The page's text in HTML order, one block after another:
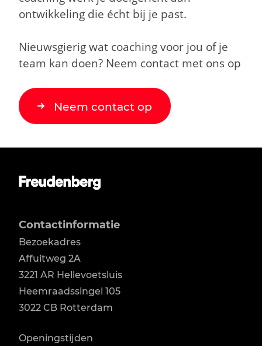
ontwikkeling die écht bij je past.
Nieuwsgierig wat coaching voor jou of je
team kan doen? Neem contact met ons op
Neem contact op
Contactinformatie
Bezoekadres
Affuitweg 2A
3221 AR Hellevoetsluis
Heemraadssingel 105
3022 CB Rotterdam
Openingstijden